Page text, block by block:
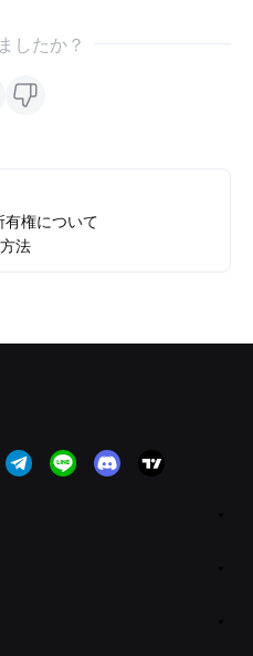
したか？
権について
法